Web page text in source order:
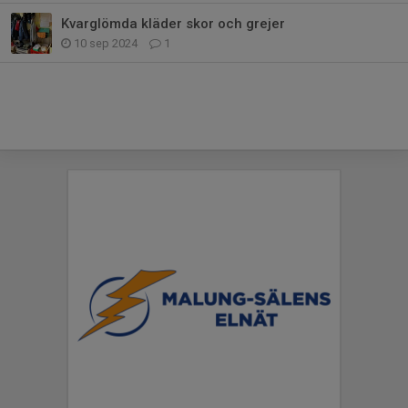
Kvarglömda kläder skor och grejer
10 sep 2024 1